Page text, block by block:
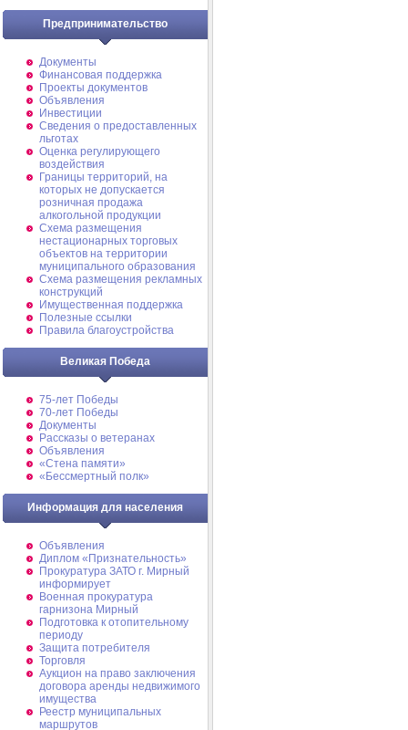
Предпринимательство
Документы
Финансовая поддержка
Проекты документов
Объявления
Инвестиции
Сведения о предоставленных
льготах
Оценка регулирующего
воздействия
Границы территорий, на
которых не допускается
розничная продажа
алкогольной продукции
Схема размещения
нестационарных торговых
объектов на территории
муниципального образования
Схема размещения рекламных
конструкций
Имущественная поддержка
Полезные ссылки
Правила благоустройства
Великая Победа
75-лет Победы
70-лет Победы
Документы
Рассказы о ветеранах
Объявления
«Стена памяти»
«Бессмертный полк»
Информация для населения
Объявления
Диплом «Признательность»
Прокуратура ЗАТО г. Мирный
информирует
Военная прокуратура
гарнизона Мирный
Подготовка к отопительному
периоду
Защита потребителя
Торговля
Аукцион на право заключения
договора аренды недвижимого
имущества
Реестр муниципальных
маршрутов